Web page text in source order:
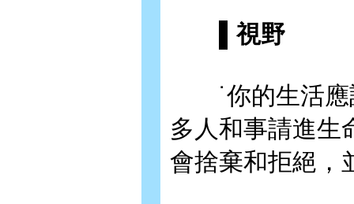
▌視野
˙你的生活應
多人和事請進生
會捨棄和拒絕，